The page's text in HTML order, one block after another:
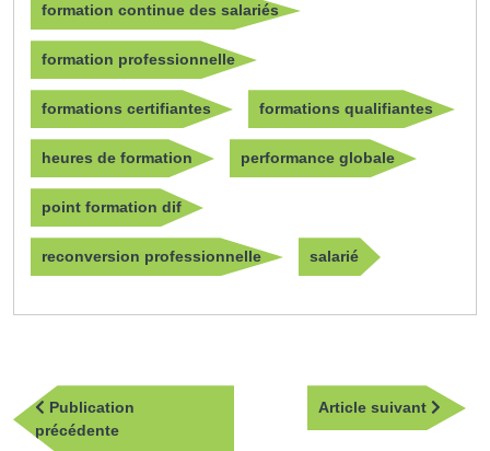
formation continue des salariés
formation professionnelle
formations certifiantes formations qualifiantes
heures de formation performance globale
point formation dif
reconversion professionnelle salarié
Navigation
de Publication
précédentePublication
Article suivant
Article